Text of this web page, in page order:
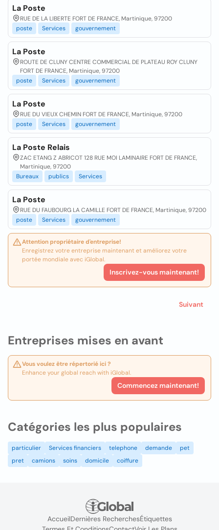
Entreprises mises en avant
Vous voulez être répertorié ici ?
Enhance your global reach with iGlobal.
Commencez maintenant!
La Poste
RUE DE LA LIBERTE FORT DE FRANCE, Martinique, 97200
poste
Services gouvernement
La Poste
ROUTE DE CLUNY CENTRE COMMERCIAL DE PLATEAU ROY CLUNY
FORT DE FRANCE, Martinique, 97200
poste
Services gouvernement
La Poste
RUE DU VIEUX CHEMIN FORT DE FRANCE, Martinique, 97200
poste
Services gouvernement
La Poste Relais
ZAC ETANG Z ABRICOT 128 RUE MOI LAMINAIRE FORT DE FRANCE,
Martinique, 97200
Bureaux
publics Services
La Poste
RUE DU FAUBOURG LA CAMILLE FORT DE FRANCE, Martinique, 97200
poste
Services gouvernement
Attention propriétaire d'entreprise!
Enregistrez votre entreprise maintenant et améliorez votre
portée mondiale avec iGlobal.
Inscrivez-vous maintenant!
Suivant
Catégories les plus populaires
particulier Services financiers telephone demande
pet
pret
camions soins domicile coiffure
AccueilDernières RecherchesÉtiquettes